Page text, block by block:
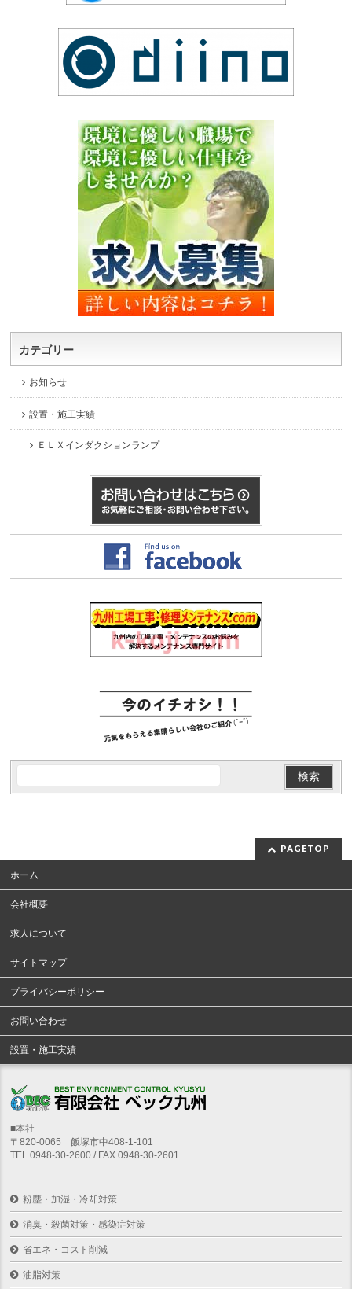
カテゴリー
お知らせ
設置・施工実績
ＥＬＸインダクションランプ
PAGETOP
ホーム
会社概要
求人について
サイトマップ
プライバシーポリシー
お問い合わせ
設置・施工実績
■本社
〒820-0065 飯塚市中408-1-101
TEL 0948-30-2600 / FAX 0948-30-2601
粉塵・加湿・冷却対策
消臭・殺菌対策・感染症対策
省エネ・コスト削減
油脂対策